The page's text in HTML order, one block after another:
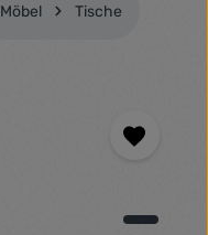
Möbel Tische